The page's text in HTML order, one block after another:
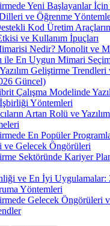
Yeni Başlayanlar İçin
ve Öğrenme
Kod Üretim
ve Kullanım İpuçları
Nedir? Monolit ve
ile En Uygun Mimari
Geliştirme
Güncel)
Çalışma Modelinde
Yöntemleri
Artan Rolü ve
En Popüler
ve Gelecek Öngörüleri
Sektöründe Kariyer
ve En İyi Uygulamalar:
Yöntemleri
Gelecek Öngörüleri